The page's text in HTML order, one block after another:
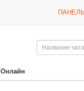
Онлайн